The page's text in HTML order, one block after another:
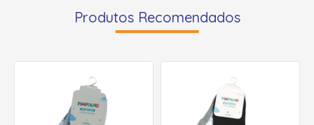
Produtos Recomendados